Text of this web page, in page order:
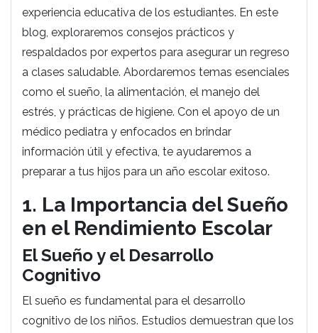
experiencia educativa de los estudiantes. En este
blog, exploraremos consejos prácticos y
respaldados por expertos para asegurar un regreso
a clases saludable. Abordaremos temas esenciales
como el sueño, la alimentación, el manejo del
estrés, y prácticas de higiene. Con el apoyo de un
médico pediatra y enfocados en brindar
información útil y efectiva, te ayudaremos a
preparar a tus hijos para un año escolar exitoso.
1. La Importancia del Sueño
en el Rendimiento Escolar
El Sueño y el Desarrollo
Cognitivo
El sueño es fundamental para el desarrollo
cognitivo de los niños. Estudios demuestran que los